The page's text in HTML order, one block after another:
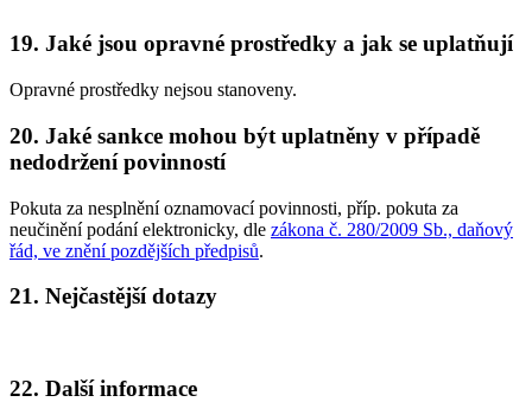
19. Jaké jsou opravné prostředky a jak se uplatňují
Opravné prostředky nejsou stanoveny.
20. Jaké sankce mohou být uplatněny v případě
nedodržení povinností
Pokuta za nesplnění oznamovací povinnosti, příp. pokuta za
neučinění podání elektronicky, dle zákona č. 280/2009 Sb., daňový
řád, ve znění pozdějších předpisů.
21. Nejčastější dotazy
22. Další informace